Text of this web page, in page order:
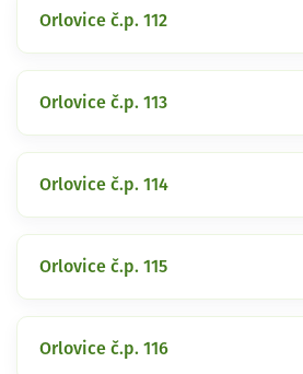
Orlovice č.p. 112
Orlovice č.p. 113
Orlovice č.p. 114
Orlovice č.p. 115
Orlovice č.p. 116